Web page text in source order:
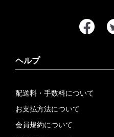
ヘルプ
配送料・手数料について
お支払方法について
会員規約について